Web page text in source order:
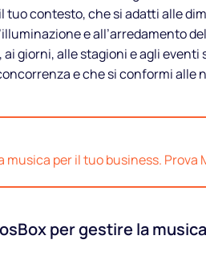
Fai
il
tutti i diritti e
tuo contesto, che si adatti alle
e all’arredamento
ai giorni, alle stagioni e agli eventi
e che si conformi alle
per il tuo business. Prova
per gestire la